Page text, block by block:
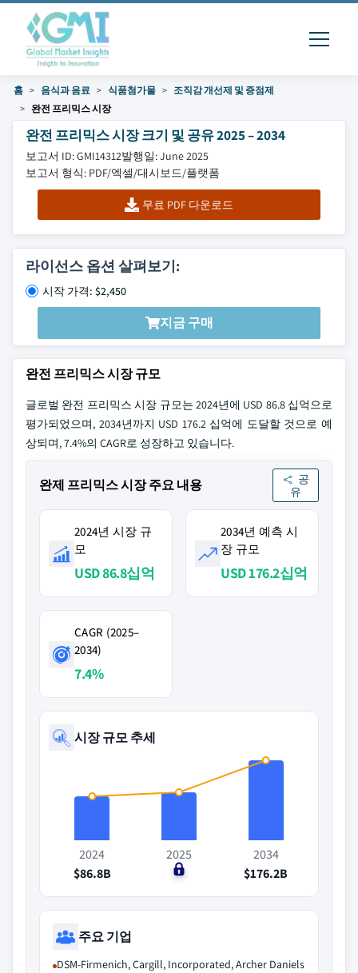
홈 음식과 음료 식품첨가물
조직감 개선제 및 증점제
완전 프리믹스 시장
완전 프리믹스 시장 크기 및 공유 2025 – 2034
보고서 ID: GMI14312발행일: June 2025
보고서 형식: PDF/엑셀/대시보드/플랫폼
무료 PDF 다운로드
라이선스 옵션 살펴보기:
시작 가격: $2,450
지금 구매
완전 프리믹스 시장 규모
글로벌 완전 프리믹스 시장 규모는 2024년에 USD 86.8 십억으로
평가되었으며, 2034년까지 USD 176.2 십억에 도달할 것으로 예
상되며, 7.4%의 CAGR로 성장하고 있습니다.
완제 프리믹스 시장 주요 내용
공
유
2024년 시장 규
모
USD 86.8십억
2034년 예측 시
장 규모
USD 176.2십억
CAGR (2025–
2034)
7.4%
시장 규모 추세
2024
$86.8B
2025
$0
2034
$176.2B
주요 기업
DSM-Firmenich, Cargill, Incorporated, Archer Daniels